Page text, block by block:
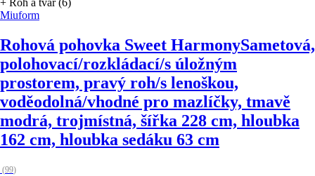
+ Roh a tvar (6)
Miuform
Rohová pohovka Sweet HarmonySametová,
polohovací/rozkládací/s úložným
prostorem, pravý roh/s lenoškou,
voděodolná/vhodné pro mazlíčky, tmavě
modrá, trojmístná, šířka 228 cm, hloubka
162 cm, hloubka sedáku 63 cm
(99)